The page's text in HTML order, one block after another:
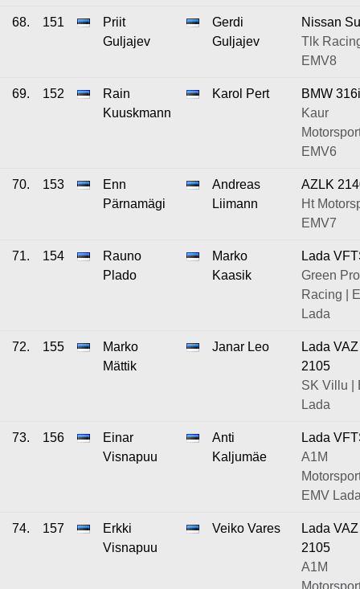
68. 151
Priit
Guljajev
Gerdi
Guljajev
Nissan
Tlk
EMV8
69. 152
Rain
Kuuskmann
Karol Pert
BMW 316i
Kaur
EMV6
70. 153
Enn
Pärnamägi
Andreas
Liimann
AZLK
Ht
EMV7
71. 154
Rauno
Plado
Marko
Kaasik
Lada
Green Pro
Racing |
Lada
72. 155
Marko
Mättik
Janar Leo
Lada VAZ
2105
SK Villu |
Lada
73. 156
Einar
Visnapuu
Anti
Kaljumäe
Lada
A1M
EMV
74. 157
Erkki
Visnapuu
Veiko Vares
Lada VAZ
2105
A1M